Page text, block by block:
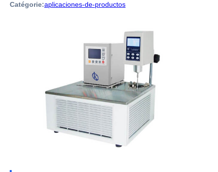
Catégorie:aplicaciones-de-productos